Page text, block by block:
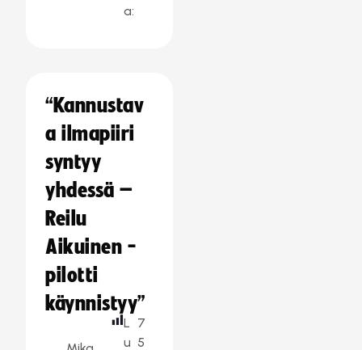
a:
“Kannustav
a ilmapiiri
syntyy
yhdessä –
Reilu
Aikuinen -
pilotti
käynnistyy”
L
u
7
5